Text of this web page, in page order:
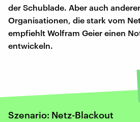
der Schublade. Aber auch
Organisationen, die stark vom
empfiehlt Wolfram Geier einen
entwickeln.
Szenario: Netz-Blackout